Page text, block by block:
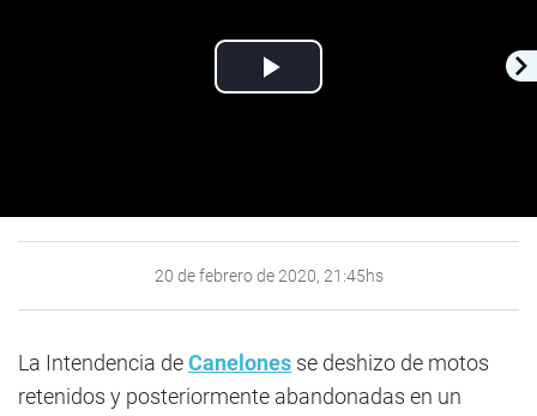
Play
20 de febrero de 2020, 21:45hs
La Intendencia deCanelones se deshizo de motos
retenidos y posteriormente abandonadas en un